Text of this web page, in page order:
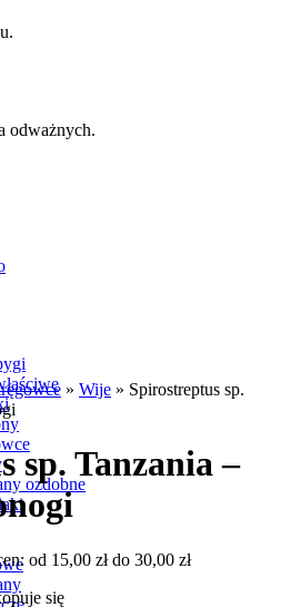
odważnych.
ozdobne
» Wije » Spirostreptus sp.
sp. Tanzania –
od 15,00 zł do 30,00 zł
się